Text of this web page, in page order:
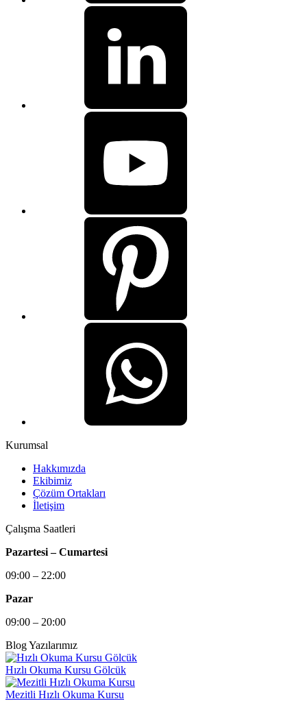
Kurumsal
Hakkımızda
Ekibimiz
Çözüm Ortakları
İletişim
Çalışma Saatleri
Pazartesi – Cumartesi
09:00 – 22:00
Pazar
09:00 – 20:00
Blog Yazılarımız
Hızlı Okuma Kursu Gölcük
Mezitli Hızlı Okuma Kursu